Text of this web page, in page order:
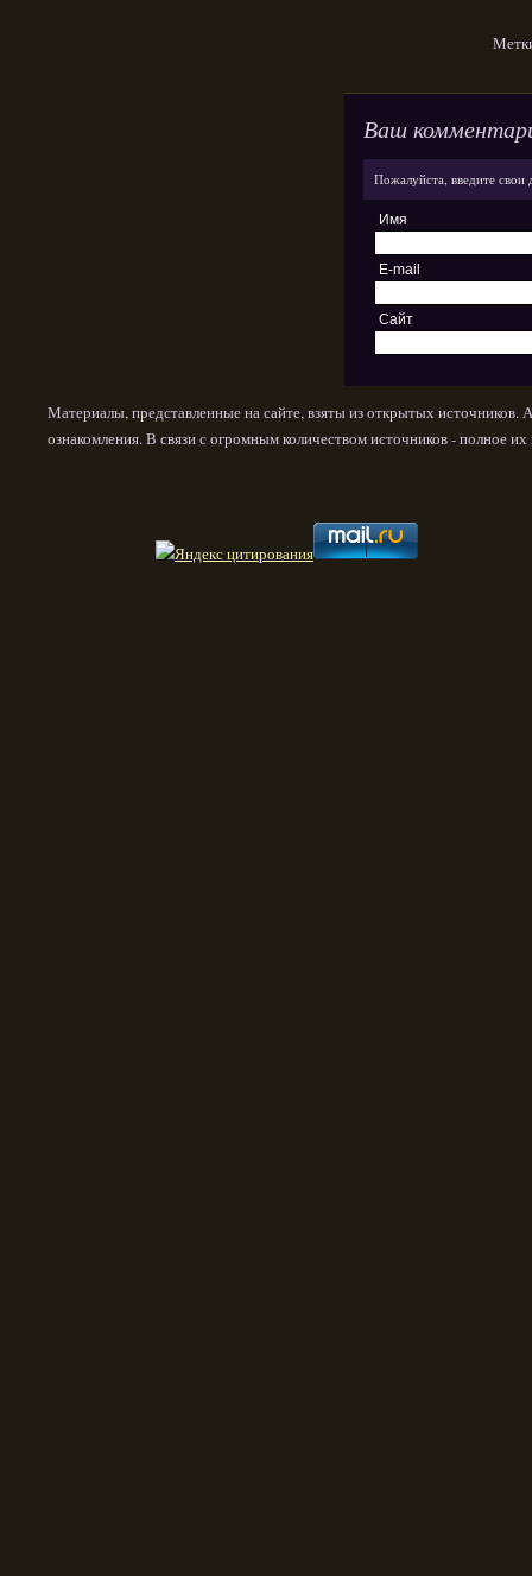
Ваш
Пожалуйста, введите
Имя
E-mail
Сайт
Материалы, представленные на сайте, взяты из открытых
ознакомления. В связи с огромным количеством источников - полное